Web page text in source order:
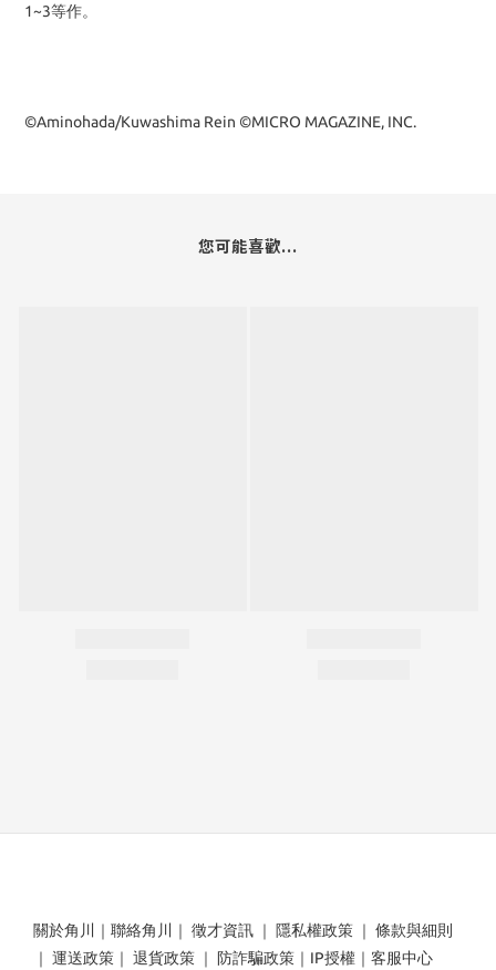
1~3等作。
©Aminohada/Kuwashima Rein ©MICRO MAGAZINE, INC.
您可能喜歡...
關於角川 ｜ 聯絡角川 ｜ 徵才資訊 ｜ 隱私權政策 ｜ 條款與細則
｜ 運送政策 ｜ 退貨政策 ｜ 防詐騙政策 ｜ IP授權 ｜ 客服中心